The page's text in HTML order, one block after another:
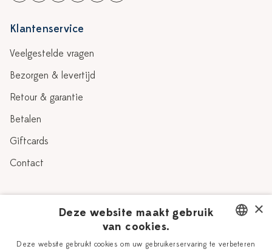
Klantenservice
Veelgestelde vragen
Bezorgen & levertijd
Retour & garantie
Betalen
Giftcards
Contact
Delfts Blauw
DUTCH
×
Deze website maakt gebruik
van cookies.
Deze website gebruikt cookies om uw gebruikerservaring te verbeteren